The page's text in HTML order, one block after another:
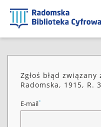
Zgłoś błąd
Radomska, 1915, R.
E-mail*